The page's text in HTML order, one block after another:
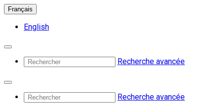
Français
English
Recherche avancée
Recherche avancée